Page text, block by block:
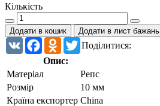
Кількість
Додати в кошик Додати в лист бажань
Поділитися:
VK FacebookOdnoklassniki
Twitter
Опис:
Матеріал
Репс
Розмір
10 мм
Країна експортер China